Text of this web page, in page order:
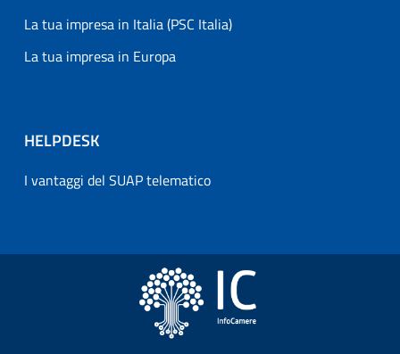
La tua impresa in Italia (PSC Italia)
La tua impresa in Europa
HELPDESK
I vantaggi del SUAP telematico